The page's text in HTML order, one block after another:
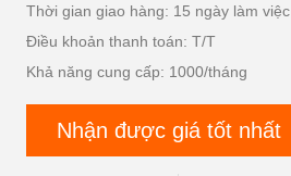
Thời gian giao hàng: 15 ngày làm việc
Điều khoản thanh toán: T/T
Khả năng cung cấp: 1000/tháng
Nhận được giá tốt nhất